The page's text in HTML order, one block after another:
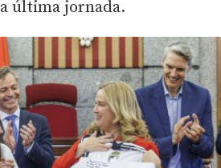
última jornada.